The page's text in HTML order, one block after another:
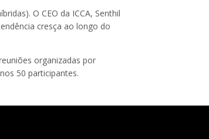
O CEO da ICCA, Senthil
cresça ao longo do
organizadas por
50 participantes.